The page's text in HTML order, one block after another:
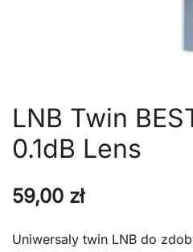
LNB Twin
0.1dB Lens
59,00 zł
Uniwersaly twin LNB do